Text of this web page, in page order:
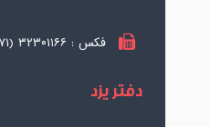
فکس : ۳۲۳۰۱۱۶۶ (۷۱) ۹۸+
دفتر یزد